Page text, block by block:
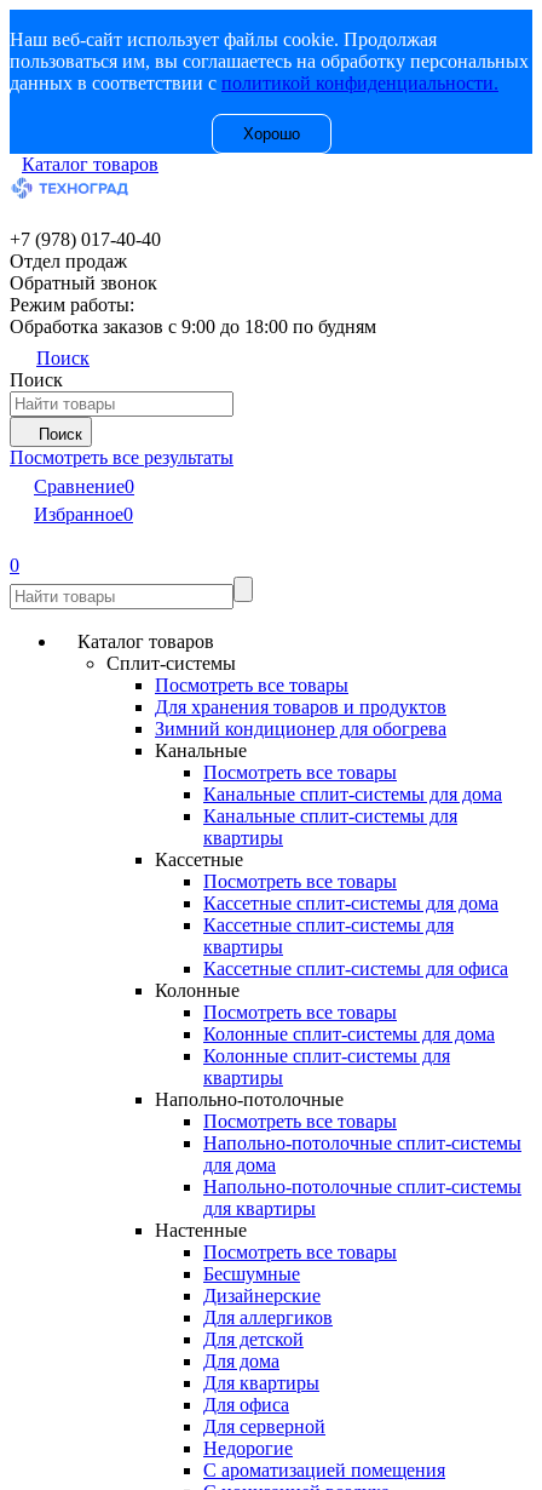
Наш веб-сайт использует файлы cookie. Продолжая
пользоваться им, вы соглашаетесь на обработку персональных
данных в соответствии с политикой конфиденциальности.
Хорошо
Каталог товаров
+7 (978) 017-40-40
Отдел продаж
Обратный звонок
Режим работы:
Обработка заказов с 9:00 до 18:00 по будням
Поиск
Поиск
Поиск
Посмотреть все результаты
Сравнение0
Избранное0
0
Каталог товаров
Сплит-системы
Посмотреть все товары
Для хранения товаров и продуктов
Зимний кондиционер для обогрева
Канальные
Посмотреть все товары
Канальные сплит-системы для дома
Канальные сплит-системы для
квартиры
Кассетные
Посмотреть все товары
Кассетные сплит-системы для дома
Кассетные сплит-системы для
квартиры
Кассетные сплит-системы для офиса
Колонные
Посмотреть все товары
Колонные сплит-системы для дома
Колонные сплит-системы для
квартиры
Напольно-потолочные
Посмотреть все товары
Напольно-потолочные сплит-системы
для дома
Напольно-потолочные сплит-системы
для квартиры
Настенные
Посмотреть все товары
Бесшумные
Дизайнерские
Для аллергиков
Для детской
Для дома
Для квартиры
Для офиса
Для серверной
Недорогие
С ароматизацией помещения